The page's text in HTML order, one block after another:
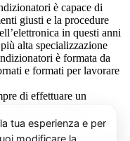
è capace di
giusti e la procedure
in questi anni
alta specializzazione
è formata da
e formati per lavorare
di effettuare un
per tutelare la
dei filtri dei
ad eliminare la presenza